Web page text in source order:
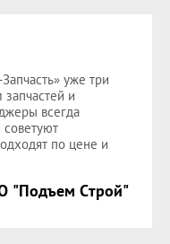
уже три
и
всегда
по цене и
"Подъем Строй"